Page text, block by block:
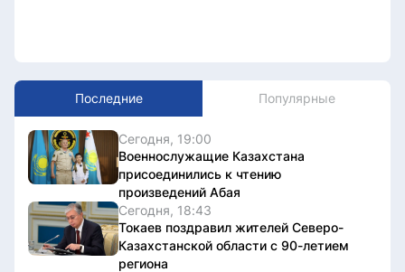
Последние Популярные
Сегодня, 19:00
Военнослужащие Казахстана
присоединились к чтению
произведений Абая
Сегодня, 18:43
Токаев поздравил жителей Северо-
Казахстанской области с 90-летием
региона